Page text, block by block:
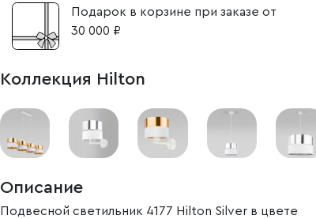
Подарок в корзине при заказе от
30 000 ₽
Коллекция Hilton
Описание
Подвесной светильник 4177 Hilton Silver в цвете